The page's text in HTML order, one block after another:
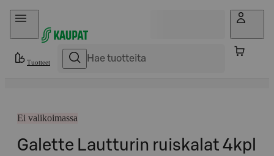
Hyppää sisältöön
Tuotteet
Ei valikoimassa
Galette Lautturin ruiskalat 4kpl